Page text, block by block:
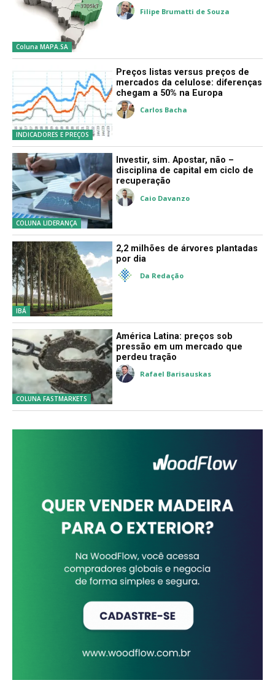
Coluna MAPA.SA
Filipe Brumatti de Souza
INDICADORES E PREÇOS
Preços listas versus preços de
mercados da celulose: diferenças
chegam a 50% na Europa
Carlos Bacha
COLUNA LIDERANÇA
Investir, sim. Apostar, não –
disciplina de capital em ciclo de
recuperação
Caio Davanzo
IBÁ
2,2 milhões de árvores plantadas
por dia
Da Redação
COLUNA FASTMARKETS
América Latina: preços sob
pressão em um mercado que
perdeu tração
Rafael Barisauskas